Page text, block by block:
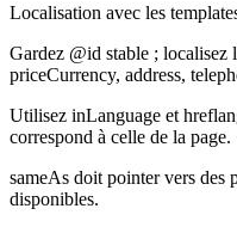
Localisation avec les
Gardez @id stable ; localisez
priceCurrency, address,
Utilisez inLanguage et
correspond à celle de la page.
sameAs doit pointer vers des
disponibles.